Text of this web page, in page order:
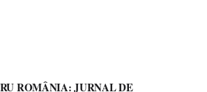
ROMÂNIA: JURNAL DE